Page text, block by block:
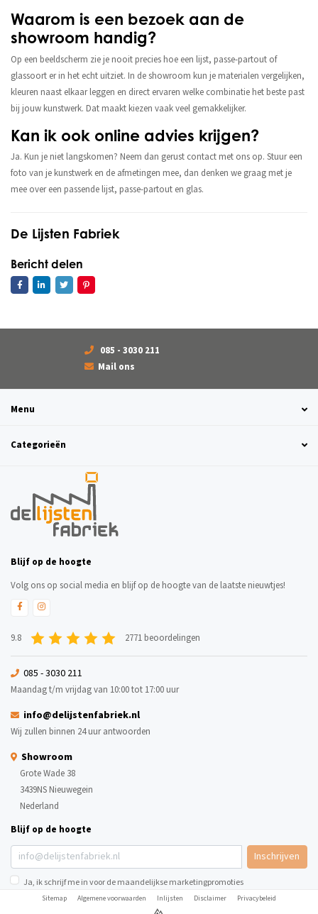
Waarom is een bezoek aan de
showroom handig?
Op een beeldscherm zie je nooit precies hoe een lijst, passe-partout of
glassoort er in het echt uitziet. In de showroom kun je materialen vergelijken,
kleuren naast elkaar leggen en direct ervaren welke combinatie het beste past
bij jouw kunstwerk. Dat maakt kiezen vaak veel gemakkelijker.
Kan ik ook online advies krijgen?
Ja. Kun je niet langskomen? Neem dan gerust contact met ons op. Stuur een
foto van je kunstwerk en de afmetingen mee, dan denken we graag met je
mee over een passende lijst, passe-partout en glas.
De Lijsten Fabriek
Bericht delen
085 - 3030 211
Mail ons
Menu
Categorieën
Blijf op de hoogte
Volg ons op social media en blijf op de hoogte van de laatste nieuwtjes!
9.8 2771 beoordelingen
085 - 3030 211
Maandag t/m vrijdag van 10:00 tot 17:00 uur
info@delijstenfabriek.nl
Wij zullen binnen 24 uur antwoorden
Showroom
Grote Wade 38
3439NS Nieuwegein
Nederland
Blijf op de hoogte
Inschrijven
Ja, ik schrijf me in voor de maandelijkse marketingpromoties
Sitemap Algemene voorwaarden Inlijsten Disclaimer Privacybeleid